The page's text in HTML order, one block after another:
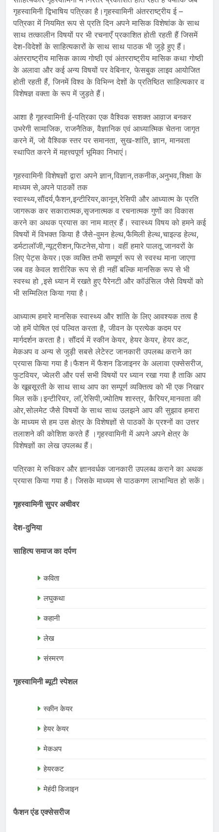
गृहस्वामिनी द्विभाषिय पत्रिका है।गृहस्वामिनी अंतरराष्ट्रीय ई –
पत्रिका में नियमित रूप से प्रति दिन अपने मासिक विशेषांक के साथ
साथ तत्कालीन विषयों पर भी रचनाएँ प्रकाशित होती रहती हैं जिसमें
देश-विदेशों के साहित्यकारों के साथ साथ पाठक भी जुड़े हुए हैं।
अंतरराष्ट्रीय मासिक काव्य गोष्ठी एवं अंतरराष्ट्रीय मासिक कथा गोष्ठी
के अलावा और कई अन्य विषयों पर वेबिनार, फेसबुक लाइव आयोजित
होती रहती हैं, जिनमें विश्व के विभिन्न देशों के प्रतिष्ठित साहित्यकार व
विशेषज्ञ वक्ता के रूप में जुड़ते हैं।
आशा है गृहस्वामिनी ई-पत्रिका एक वैश्विक सशक्त आव़ाज बनकर
उभरेगी सामाजिक, राजनैतिक, वैज्ञानिक एवं आध्यात्मिक चेतना जागृत
करने में, जो वैश्विक स्तर पर समानता, सुख-शांति, ज्ञान, मानवता
स्थापित करने में महत्त्वपूर्ण भूमिका निभाएं।
गृहस्वामिनी विशेषज्ञों द्वारा अपने ज्ञान,विज्ञान,तकनीक,अनुभव,शिक्षा के
माध्यम से,अपने पाठकों तक
स्वास्थ्य,सौंदर्य,फैशन,इन्टीरियर,कानून,रेसिपी और आध्यात्म के प्रति
जागरूक कर सकारात्मक,सृजनात्मक व रचनात्मक गुणों का विकास
करने का अथक प्रयास का नाम मात्र हैं। स्वास्थ्य विषय को हमने कई
विषयों में विभक्त किया है जैसे-वुमन हेल्थ,फैमिली हेल्थ,चाइल्ड हेल्थ,
डर्मटालॉजी,न्यूट्रीशन,फिटनेस,योगा। वहीं हमारे पालतू जानवरों के
लिए पेट्स केयर।एक व्यक्ति तभी सम्पूर्ण रूप से स्वस्थ माना जाएगा
जब वह केवल शारीरिक रूप से ही नहीं बल्कि मानसिक रूप से भी
स्वस्थ हो ,इसे ध्यान में रखते हुए पैरेनटी और कॉउंसिल जैसे विषयों को
भी सम्मिलित किया गया है।
आध्यात्म हमारे मानसिक स्वास्थ्य और शांति के लिए आवश्यक तत्व है
जो हमें पोषित एवं पल्वित करता है, जीवन के प्रत्येक कदम पर
मार्गदर्शन करता है। सौंदर्य में स्कीन केयर, हेयर केयर, हेयर कट,
मेकअप व अन्य से जुड़ी सबसे लेटेस्ट जानकारी उपलब्ध कराने का
प्रयास किया गया है।फैशन में फैशन डिजाइनर के अलावा एक्सेसरीज,
फुटवियर, ज्वेलरी और पर्स सभी विषयों पर ध्यान रखा गया है ताकि आप
के खूबसूरती के साथ साथ आप का सम्पूर्ण व्यक्तित्व को भी एक निखार
मिल सकें।इन्टीरियर, लॉ,रेसिपी,ज्योतिष शास्त्र, कैरियर,मानवता की
ओर,सोलमेट जैसे विषयों के साथ साथ उलझने आप की सुझाव हमारा
के माध्यम से हम उस क्षेत्र के विशेषज्ञों से पाठकों के प्रश्नों का उत्तर
तलाशने की कोशिश करते हैं ।गृहस्वामिनी में अपने अपने क्षेत्र के
विशेषज्ञों का लेख उपलब्ध हैं।
पत्रिका मे रुचिकर और ज्ञानवर्धक जानकारी उपलब्ध कराने का अथक
प्रयास किया गया है। जिसके माध्यम से पाठकगण लाभान्वित हो सकें।
गृहस्वामिनी सुपर अचीवर
देश-दुनिया
साहित्य समाज का दर्पण
कविता
लघुकथा
कहानी
लेख
संस्मरण
गृहस्वामिनी ब्यूटी स्पेशल
स्कीन केयर
हेयर केयर
मेकअप
हेयरकट
मेहंदी डिजाइन
फैशन एंड एक्सेसरीज